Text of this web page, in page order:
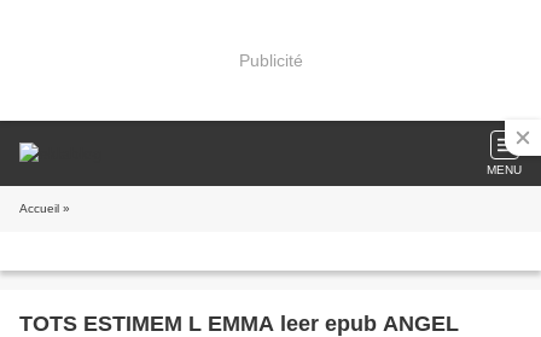
Publicité
MENU
Accueil »
TOTS ESTIMEM L EMMA leer epub ANGEL